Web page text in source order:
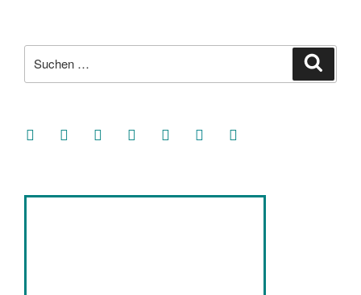
nach:
facebooksoundcloud
twitter mastodoninstagramthreads goodreads